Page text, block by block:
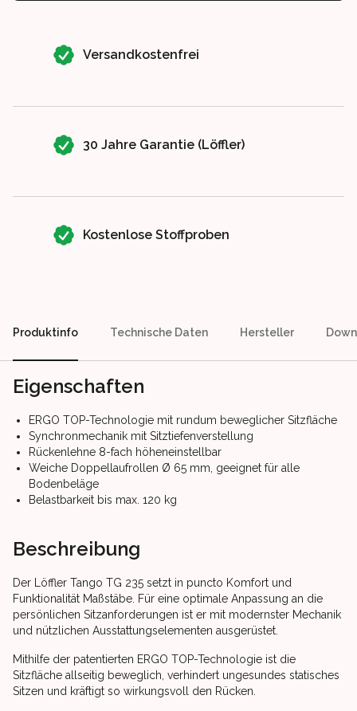
Versandkostenfrei
30 Jahre Garantie (Löffler)
Kostenlose Stoffproben
Produktinfo Technische Daten Hersteller
Eigenschaften
ERGO TOP-Technologie mit rundum beweglicher Sitzfläche
Synchronmechanik mit Sitztiefenverstellung
Rückenlehne 8-fach höheneinstellbar
Weiche Doppellaufrollen Ø 65 mm, geeignet für alle
Bodenbeläge
Belastbarkeit bis max. 120 kg
Beschreibung
Der Löffler Tango TG 235 setzt in puncto Komfort und
Funktionalität Maßstäbe. Für eine optimale Anpassung an die
persönlichen Sitzanforderungen ist er mit modernster Mechanik
und nützlichen Ausstattungselementen ausgerüstet.
Mithilfe der patentierten ERGO TOP-Technologie ist die
Sitzfläche allseitig beweglich, verhindert ungesundes statisches
Sitzen und kräftigt so wirkungsvoll den Rücken.